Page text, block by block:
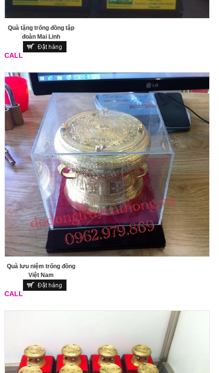
Quà tặng trống đồng tập
đoàn Mai Linh
CALL
Quà lưu niệm trống đồng
Việt Nam
CALL